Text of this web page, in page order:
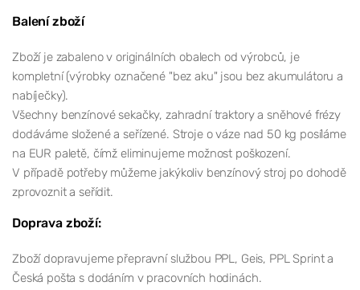
Balení zboží
Zboží je zabaleno v originálních obalech od výrobců, je
kompletní (výrobky označené "bez aku" jsou bez akumulátoru a
nabíječky).
Všechny benzínové sekačky, zahradní traktory a sněhové frézy
dodáváme složené a seřízené. Stroje o váze nad 50 kg posíláme
na EUR paletě, čímž eliminujeme možnost poškození.
V případě potřeby můžeme jakýkoliv benzínový stroj po dohodě
zprovoznit a seřídit.
Doprava zboží:
Zboží dopravujeme přepravní službou PPL, Geis, PPL Sprint a
Česká pošta s dodáním v pracovních hodinách.